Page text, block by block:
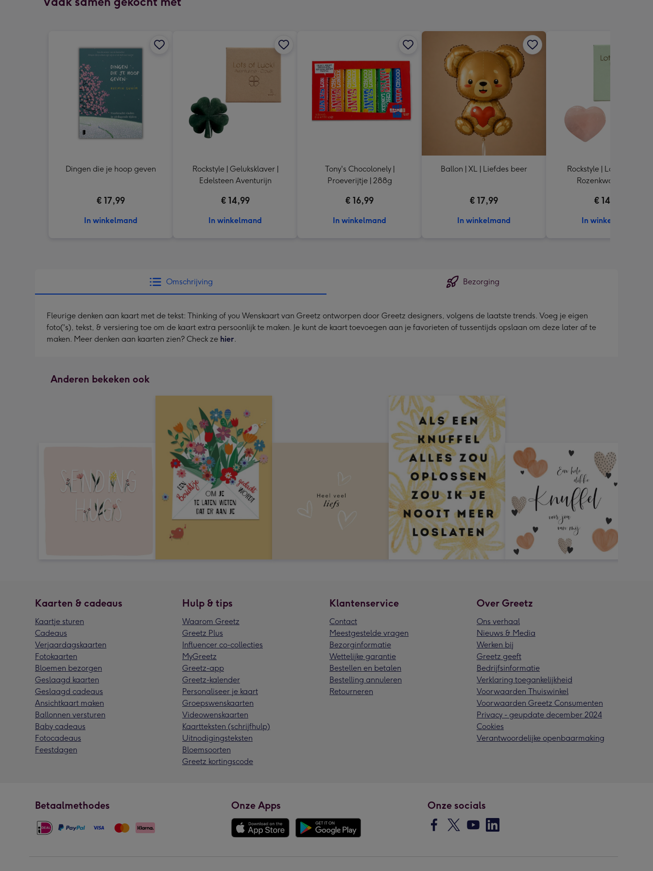
mm
Dingen die je hoop geven
€ 17,99
In winkelmand
Rockstyle | Geluksklaver |
Edelsteen Aventurijn
€ 14,99
In winkelmand
Tony's Chocolonely |
Proeverijtje | 288g
€ 16,99
In winkelmand
Ballon | XL | Liefdes beer
€ 17,99
In winkelmand
Rockstyle | Lots of Love |
Rozenkwarts Hart
€ 14,99
In winkelmand
Omschrijving Bezorging
Fleurige denken aan kaart met de tekst: Thinking of you Wenskaart van Greetz ontworpen door Greetz designers, volgens de laatste trends. Voeg je eigen
foto('s), tekst, & versiering toe om de kaart extra persoonlijk te maken. Je kunt de kaart toevoegen aan je favorieten of tussentijds opslaan om deze later af te
maken. Meer denken aan kaarten zien? Check ze hier.
Anderen bekeken ook
Kaarten & cadeaus
Kaartje sturen
Cadeaus
Verjaardagskaarten
Fotokaarten
Bloemen bezorgen
Geslaagd kaarten
Geslaagd cadeaus
Ansichtkaart maken
Ballonnen versturen
Baby cadeaus
Fotocadeaus
Feestdagen
Hulp & tips
Waarom Greetz
Greetz Plus
Influencer co-collecties
MyGreetz
Greetz-app
Greetz-kalender
Personaliseer je kaart
Groepswenskaarten
Videowenskaarten
Kaartteksten (schrijfhulp)
Uitnodigingsteksten
Bloemsoorten
Greetz kortingscode
Klantenservice
Contact
Meestgestelde vragen
Bezorginformatie
Wettelijke garantie
Bestellen en betalen
Bestelling annuleren
Retourneren
Over Greetz
Ons verhaal
Nieuws & Media
Werken bij
Greetz geeft
Bedrijfsinformatie
Verklaring toegankelijkheid
Voorwaarden Thuiswinkel
Voorwaarden Greetz Consumenten
Privacy - geupdate december 2024
Cookies
Verantwoordelijke openbaarmaking
Betaalmethodes Onze Apps Onze socials